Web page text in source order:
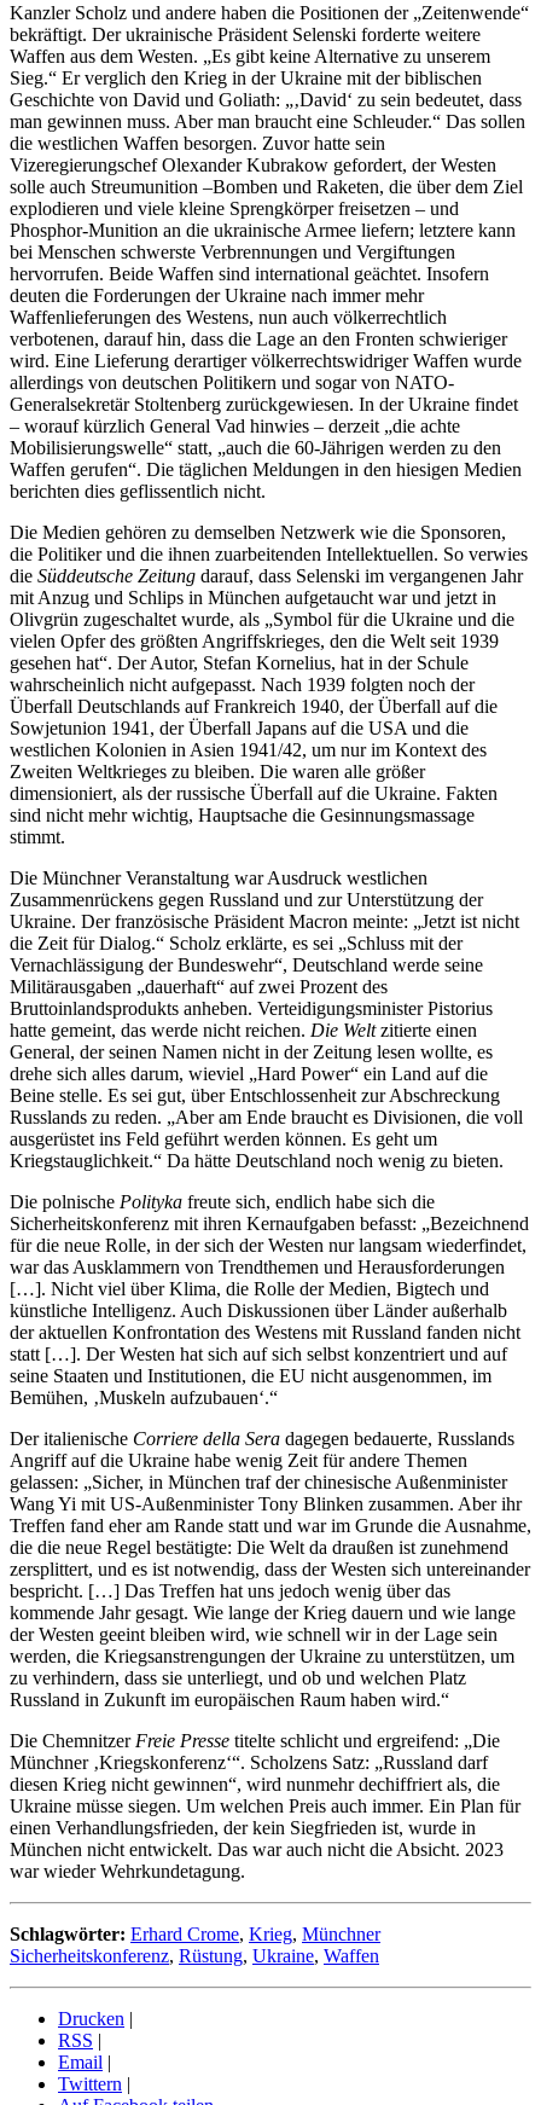
Kanzler Scholz und andere haben die Positionen der „Zeitenwende“
bekräftigt. Der ukrainische Präsident Selenski forderte weitere
Waffen aus dem Westen. „Es gibt keine Alternative zu unserem
Sieg.“ Er verglich den Krieg in der Ukraine mit der biblischen
Geschichte von David und Goliath: „‚David‘ zu sein bedeutet, dass
man gewinnen muss. Aber man braucht eine Schleuder.“ Das sollen
die westlichen Waffen besorgen. Zuvor hatte sein
Vizeregierungschef Olexander Kubrakow gefordert, der Westen
solle auch Streumunition –Bomben und Raketen, die über dem Ziel
explodieren und viele kleine Sprengkörper freisetzen – und
Phosphor-Munition an die ukrainische Armee liefern; letztere kann
bei Menschen schwerste Verbrennungen und Vergiftungen
hervorrufen. Beide Waffen sind international geächtet. Insofern
deuten die Forderungen der Ukraine nach immer mehr
Waffenlieferungen des Westens, nun auch völkerrechtlich
verbotenen, darauf hin, dass die Lage an den Fronten schwieriger
wird. Eine Lieferung derartiger völkerrechtswidriger Waffen wurde
allerdings von deutschen Politikern und sogar von NATO-
Generalsekretär Stoltenberg zurückgewiesen. In der Ukraine findet
– worauf kürzlich General Vad hinwies – derzeit „die achte
Mobilisierungswelle“ statt, „auch die 60-Jährigen werden zu den
Waffen gerufen“. Die täglichen Meldungen in den hiesigen Medien
berichten dies geflissentlich nicht.
Die Medien gehören zu demselben Netzwerk wie die Sponsoren,
die Politiker und die ihnen zuarbeitenden Intellektuellen. So verwies
die Süddeutsche Zeitung darauf, dass Selenski im vergangenen Jahr
mit Anzug und Schlips in München aufgetaucht war und jetzt in
Olivgrün zugeschaltet wurde, als „Symbol für die Ukraine und die
vielen Opfer des größten Angriffskrieges, den die Welt seit 1939
gesehen hat“. Der Autor, Stefan Kornelius, hat in der Schule
wahrscheinlich nicht aufgepasst. Nach 1939 folgten noch der
Überfall Deutschlands auf Frankreich 1940, der Überfall auf die
Sowjetunion 1941, der Überfall Japans auf die USA und die
westlichen Kolonien in Asien 1941/42, um nur im Kontext des
Zweiten Weltkrieges zu bleiben. Die waren alle größer
dimensioniert, als der russische Überfall auf die Ukraine. Fakten
sind nicht mehr wichtig, Hauptsache die Gesinnungsmassage
stimmt.
Die Münchner Veranstaltung war Ausdruck westlichen
Zusammenrückens gegen Russland und zur Unterstützung der
Ukraine. Der französische Präsident Macron meinte: „Jetzt ist nicht
die Zeit für Dialog.“ Scholz erklärte, es sei „Schluss mit der
Vernachlässigung der Bundeswehr“, Deutschland werde seine
Militärausgaben „dauerhaft“ auf zwei Prozent des
Bruttoinlandsprodukts anheben. Verteidigungsminister Pistorius
hatte gemeint, das werde nicht reichen. Die Weltzitierte einen
General, der seinen Namen nicht in der Zeitung lesen wollte, es
drehe sich alles darum, wieviel „Hard Power“ ein Land auf die
Beine stelle. Es sei gut, über Entschlossenheit zur Abschreckung
Russlands zu reden. „Aber am Ende braucht es Divisionen, die voll
ausgerüstet ins Feld geführt werden können. Es geht um
Kriegstauglichkeit.“ Da hätte Deutschland noch wenig zu bieten.
Die polnische Polityka freute sich, endlich habe sich die
Sicherheitskonferenz mit ihren Kernaufgaben befasst: „Bezeichnend
für die neue Rolle, in der sich der Westen nur langsam wiederfindet,
war das Ausklammern von Trendthemen und Herausforderungen
[…]. Nicht viel über Klima, die Rolle der Medien, Bigtech und
künstliche Intelligenz. Auch Diskussionen über Länder außerhalb
der aktuellen Konfrontation des Westens mit Russland fanden nicht
statt […]. Der Westen hat sich auf sich selbst konzentriert und auf
seine Staaten und Institutionen, die EU nicht ausgenommen, im
Bemühen, ‚Muskeln aufzubauen‘.“
Der italienische Corriere della Sera dagegen bedauerte, Russlands
Angriff auf die Ukraine habe wenig Zeit für andere Themen
gelassen: „Sicher, in München traf der chinesische Außenminister
Wang Yi mit US-Außenminister Tony Blinken zusammen. Aber ihr
Treffen fand eher am Rande statt und war im Grunde die Ausnahme,
die die neue Regel bestätigte: Die Welt da draußen ist zunehmend
zersplittert, und es ist notwendig, dass der Westen sich untereinander
bespricht. […] Das Treffen hat uns jedoch wenig über das
kommende Jahr gesagt. Wie lange der Krieg dauern und wie lange
der Westen geeint bleiben wird, wie schnell wir in der Lage sein
werden, die Kriegsanstrengungen der Ukraine zu unterstützen, um
zu verhindern, dass sie unterliegt, und ob und welchen Platz
Russland in Zukunft im europäischen Raum haben wird.“
Die Chemnitzer Freie Presse titelte schlicht und ergreifend: „Die
Münchner ‚Kriegskonferenz‘“. Scholzens Satz: „Russland darf
diesen Krieg nicht gewinnen“, wird nunmehr dechiffriert als, die
Ukraine müsse siegen. Um welchen Preis auch immer. Ein Plan für
einen Verhandlungsfrieden, der kein Siegfrieden ist, wurde in
München nicht entwickelt. Das war auch nicht die Absicht. 2023
war wieder Wehrkundetagung.
Schlagwörter: Erhard Crome, Krieg, Münchner
Sicherheitskonferenz, Rüstung, Ukraine, Waffen
Drucken |
RSS |
Email |
Twittern |